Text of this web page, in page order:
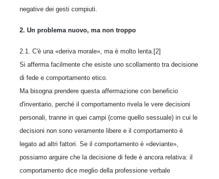
negative dei gesti compiuti.
2. Un problema nuovo, ma non troppo
2.1. C'è una «deriva morale», ma è molto lenta.[2]
Si afferma facilmente che esiste uno scollamento tra decisione
di fede e comportamento etico.
Ma bisogna prendere questa affermazione con beneficio
d'inventario, perché il comportamento rivela le vere decisioni
personali, tranne in quei campi (come quello sessuale) in cui le
decisioni non sono veramente libere e il comportamento è
legato ad altri fattori. Se il comportamento è «deviante»,
possiamo arguire che la decisione di fede è ancora relativa: il
comportamento dice meglio della professione verbale